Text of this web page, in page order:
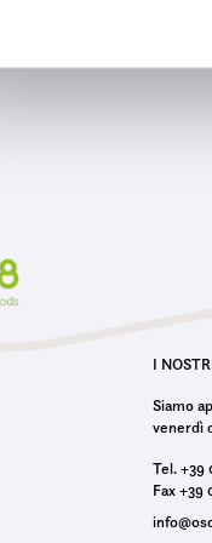
I
Siamo
venerdì
Tel. +39
Fax +39